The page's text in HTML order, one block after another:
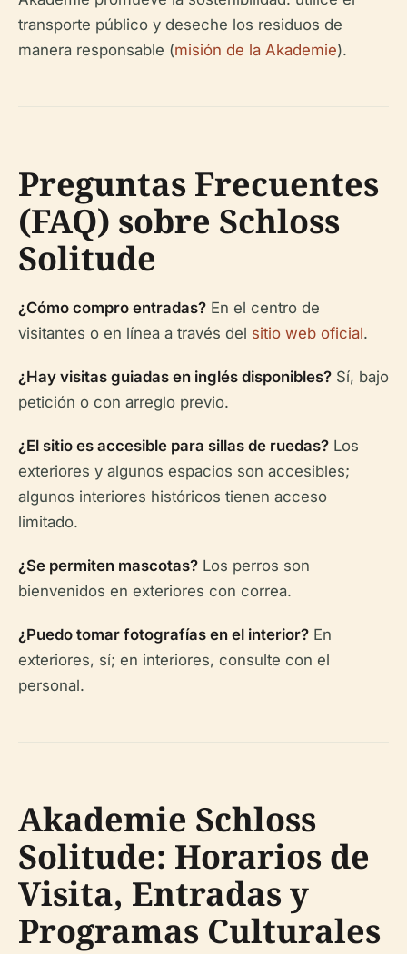
transporte público y deseche los residuos de
manera responsable (misión de la Akademie).
Preguntas Frecuentes
(FAQ) sobre Schloss
Solitude
¿Cómo compro entradas? En el centro de
visitantes o en línea a través del sitio web oficial.
¿Hay visitas guiadas en inglés disponibles? Sí, bajo
petición o con arreglo previo.
¿El sitio es accesible para sillas de ruedas? Los
exteriores y algunos espacios son accesibles;
algunos interiores históricos tienen acceso
limitado.
¿Se permiten mascotas? Los perros son
bienvenidos en exteriores con correa.
¿Puedo tomar fotografías en el interior? En
exteriores, sí; en interiores, consulte con el
personal.
Akademie Schloss
Solitude: Horarios de
Visita, Entradas y
Programas Culturales